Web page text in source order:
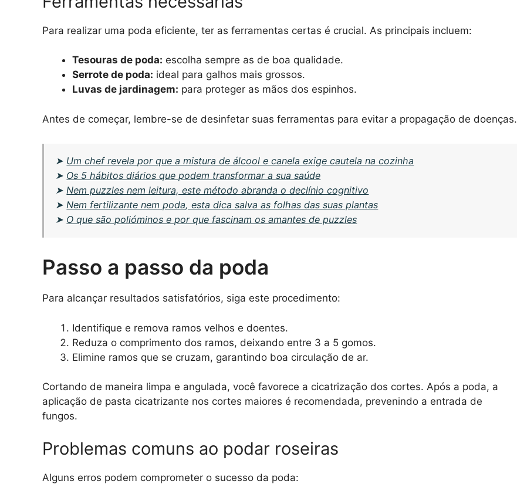
Para realizar uma poda eficiente, ter as ferramentas certas é crucial. As principais incluem:
Tesouras de poda: escolha sempre as de boa qualidade.
Serrote de poda: ideal para galhos mais grossos.
Luvas de jardinagem: para proteger as mãos dos espinhos.
Antes de começar, lembre-se de desinfetar suas ferramentas para evitar a propagação de doenças.
➤ Um chef revela por que a mistura de álcool e canela exige cautela na cozinha
➤ Os 5 hábitos diários que podem transformar a sua saúde
➤Nem puzzles nem leitura, este método abranda o declínio cognitivo
➤Nem fertilizante nem poda, esta dica salva as folhas das suas plantas
➤ O que são polióminos e por que fascinam os amantes de puzzles
Passo a passo da poda
Para alcançar resultados satisfatórios, siga este procedimento:
Identifique e remova ramos velhos e doentes.
Reduza o comprimento dos ramos, deixando entre 3 a 5 gomos.
Elimine ramos que se cruzam, garantindo boa circulação de ar.
Cortando de maneira limpa e angulada, você favorece a cicatrização dos cortes. Após a poda, a
aplicação de pasta cicatrizante nos cortes maiores é recomendada, prevenindo a entrada de
fungos.
Problemas comuns ao podar roseiras
Alguns erros podem comprometer o sucesso da poda: